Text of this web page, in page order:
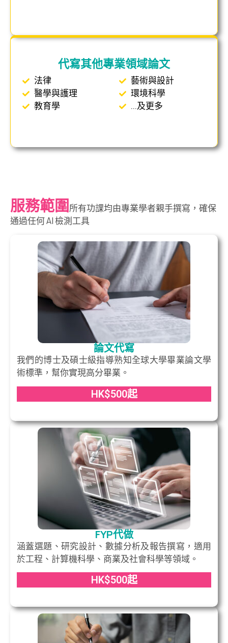
代寫其他專業領域論文
法律
醫學與護理
教育學
藝術與設計
環境科學
...及更多
服務範圍 所有功課均由專業學者親手撰寫，確保
通過任何 AI 檢測工具
論文代寫
我們的博士及碩士級指導熟知全球大學畢業論文學
術標準，幫你實現高分畢業。
HK$500起
FYP代做
涵蓋選題、研究設計、數據分析及報告撰寫，適用
於工程、計算機科學、商業及社會科學等領域。
HK$500起